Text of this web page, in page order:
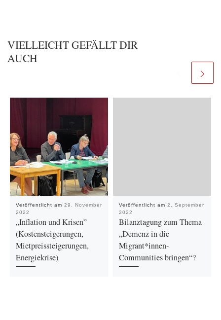
VIELLEICHT GEFÄLLT DIR
AUCH
Veröffentlicht am 29. November
2022
„Inflation und Krisen”
(Kostensteigerungen,
Mietpreissteigerungen,
Energiekrise)
Veröffentlicht am 2. September
2022
Bilanztagung zum Thema
„Demenz in die
Migrant*innen-
Communities bringen“?